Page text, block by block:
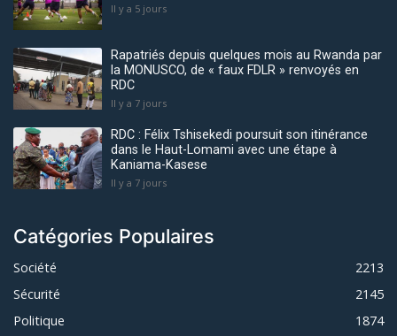
Il y a 5 jours
Rapatriés depuis quelques mois au Rwanda par
la MONUSCO, de « faux FDLR » renvoyés en
RDC
Il y a 7 jours
RDC : Félix Tshisekedi poursuit son itinérance
dans le Haut-Lomami avec une étape à
Kaniama-Kasese
Il y a 7 jours
Catégories Populaires
Société
2213
Sécurité
2145
Politique
1874